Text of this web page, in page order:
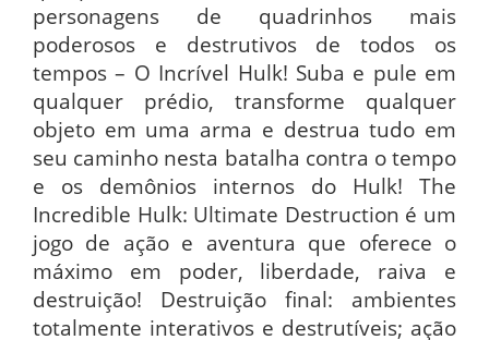
personagens de quadrinhos mais
poderosos e destrutivos de todos os
tempos – O Incrível Hulk! Suba e pule em
qualquer prédio, transforme qualquer
objeto em uma arma e destrua tudo em
seu caminho nesta batalha contra o tempo
e os demônios internos do Hulk! The
Incredible Hulk: Ultimate Destruction é um
jogo de ação e aventura que oferece o
máximo em poder, liberdade, raiva e
destruição! Destruição final: ambientes
totalmente interativos e destrutíveis; ação